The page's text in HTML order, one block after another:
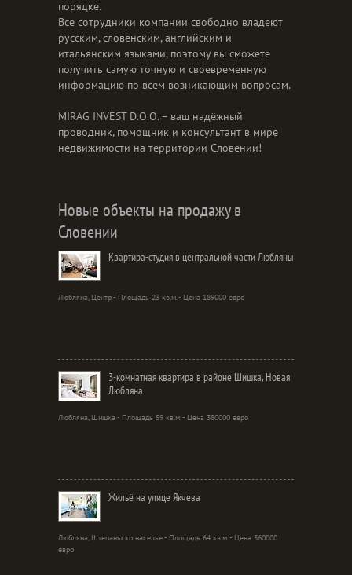
порядке.
Все сотрудники компании свободно владеют
русским, словенским, английским и
итальянским языками, поэтому вы сможете
получить самую точную и своевременную
информацию по всем возникающим вопросам.
MIRAG INVEST D.O.O. – ваш надёжный
проводник, помощник и консультант в мире
недвижимости на территории Словении!
Новые объекты на продажу в
Словении
Квартира-студия в центральной части Любляны
Любляна, Центр - Площадь 23 кв.м. - Цена 189000 евро
3-комнатная квартира в районе Шишка, Новая
Любляна
Любляна, Шишка - Площадь 59 кв.м. - Цена 380000 евро
Жильё на улице Якчева
Любляна, Штепаньско населье - Площадь 64 кв.м. - Цена 360000
евро